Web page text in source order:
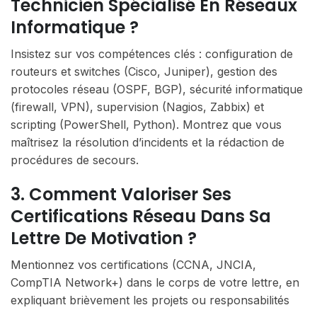
Technicien Spécialisé En Réseaux
Informatique ?
Insistez sur vos compétences clés : configuration de
routeurs et switches (Cisco, Juniper), gestion des
protocoles réseau (OSPF, BGP), sécurité informatique
(firewall, VPN), supervision (Nagios, Zabbix) et
scripting (PowerShell, Python). Montrez que vous
maîtrisez la résolution d’incidents et la rédaction de
procédures de secours.
3. Comment Valoriser Ses
Certifications Réseau Dans Sa
Lettre De Motivation ?
Mentionnez vos certifications (CCNA, JNCIA,
CompTIA Network+) dans le corps de votre lettre, en
expliquant brièvement les projets ou responsabilités